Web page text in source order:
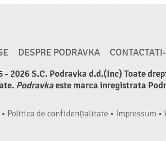
DESPRE PODRAVKA
- 2026 S.C. Podravka d.d.(Inc) Toate
Podravkaeste marca inregistrata
• Politica de confidențialitate • Impressum •